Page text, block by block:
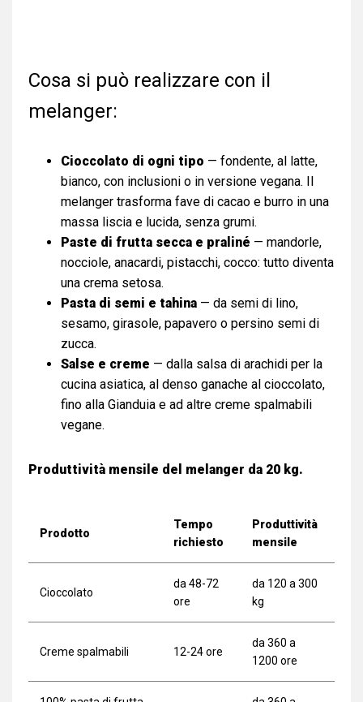
Cosa si può realizzare con il
melanger:
Cioccolato di ogni tipo — fondente, al latte,
bianco, con inclusioni o in versione vegana. Il
melanger trasforma fave di cacao e burro in una
massa liscia e lucida, senza grumi.
Paste di frutta secca e praliné — mandorle,
nocciole, anacardi, pistacchi, cocco: tutto diventa
una crema setosa.
Pasta di semi e tahina — da semi di lino,
sesamo, girasole, papavero o persino semi di
zucca.
Salse e creme — dalla salsa di arachidi per la
cucina asiatica, al denso ganache al cioccolato,
fino alla Gianduia e ad altre creme spalmabili
vegane.
Produttività mensile del melanger da 20 kg.
Prodotto
Tempo
richiesto
Produttività
mensile
Cioccolato
da 48-72
ore
da 120 a 300
kg
Creme spalmabili 12-24 ore
da 360 a
1200 ore